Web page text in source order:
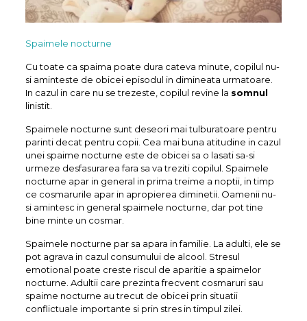
Spaimele nocturne
Cu toate ca spaima poate dura cateva minute, copilul nu-
si aminteste de obicei episodul in dimineata urmatoare.
In cazul in care nu se trezeste, copilul revine la somnul
linistit.
Spaimele nocturne sunt deseori mai tulburatoare pentru
parinti decat pentru copii. Cea mai buna atitudine in cazul
unei spaime nocturne este de obicei sa o lasati sa-si
urmeze desfasurarea fara sa va treziti copilul. Spaimele
nocturne apar in general in prima treime a noptii, in timp
ce cosmarurile apar in apropierea diminetii. Oamenii nu-
si amintesc in general spaimele nocturne, dar pot tine
bine minte un cosmar.
Spaimele nocturne par sa apara in familie. La adulti, ele se
pot agrava in cazul consumului de alcool. Stresul
emotional poate creste riscul de aparitie a spaimelor
nocturne. Adultii care prezinta frecvent cosmaruri sau
spaime nocturne au trecut de obicei prin situatii
conflictuale importante si prin stres in timpul zilei.